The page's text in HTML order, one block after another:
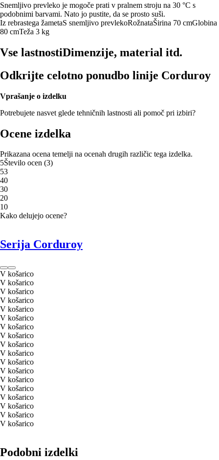
Snemljivo prevleko je mogoče prati v pralnem stroju na 30 °C s
podobnimi barvami. Nato jo pustite, da se prosto suši.
Iz rebrastega žametaS snemljivo prevlekoRožnataŠirina 70 cmGlobina
80 cmTeža 3 kg
Vse lastnostiDimenzije, material itd.
Odkrijte celotno ponudbo linije Corduroy
Vprašanje o izdelku
Potrebujete nasvet glede tehničnih lastnosti ali pomoč pri izbiri?
Ocene izdelka
Prikazana ocena temelji na ocenah drugih različic tega izdelka.
5Število ocen (3)
53
40
30
20
10
Kako delujejo ocene?
Serija Corduroy
V košarico
V košarico
V košarico
V košarico
V košarico
V košarico
V košarico
V košarico
V košarico
V košarico
V košarico
V košarico
V košarico
V košarico
V košarico
V košarico
V košarico
V košarico
Podobni izdelki